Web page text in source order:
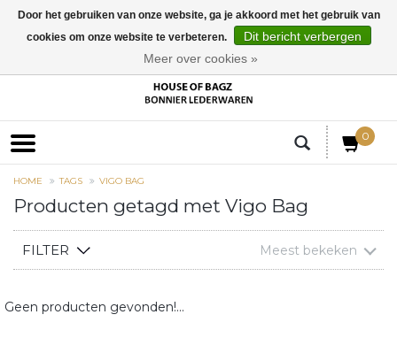
0
HOME TAGS VIGO BAG
Producten getagd met Vigo Bag
FILTER Meest bekeken
Geen producten gevonden!...
Door het gebruiken van onze website, ga je akkoord met het gebruik van
cookies om onze website te verbeteren.
Dit bericht verbergen
Meer over cookies »